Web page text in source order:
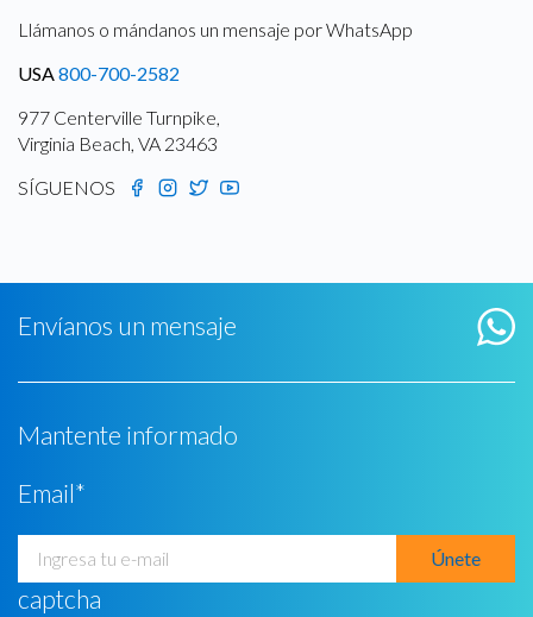
Llámanos o mándanos un mensaje por WhatsApp
USA800-700-2582
977 Centerville Turnpike,
Virginia Beach, VA 23463
SÍGUENOS
Envíanos un mensaje
Mantente informado
Email*
captcha